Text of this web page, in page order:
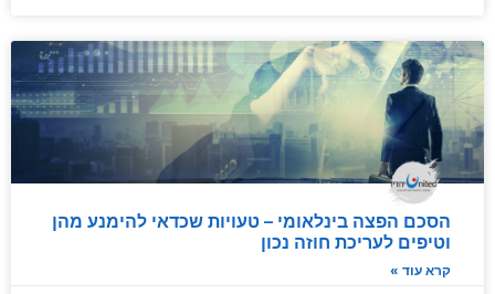
הסכם הפצה בינלאומי – טעויות שכדאי להימנע מהן
וטיפים לעריכת חוזה נכון
קרא עוד »